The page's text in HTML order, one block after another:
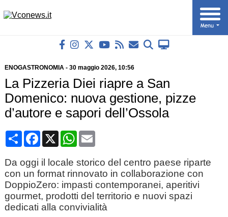
ENOGASTRONOMIA- 30 maggio 2026, 10:56
La Pizzeria Diei riapre a San
Domenico: nuova gestione, pizze
d’autore e sapori dell’Ossola
CondividiFacebook
X WhatsApp
Email
Da oggi il locale storico del centro paese riparte
con un format rinnovato in collaborazione con
DoppioZero: impasti contemporanei, aperitivi
gourmet, prodotti del territorio e nuovi spazi
dedicati alla convivialità